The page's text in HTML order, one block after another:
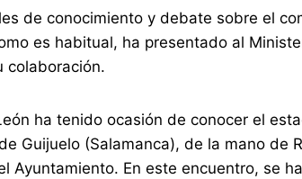
de conocimiento y debate sobre el
es habitual, ha presentado al
colaboración.
ha tenido ocasión de conocer el
Guijuelo (Salamanca), de la mano de
Ayuntamiento. En este encuentro, se